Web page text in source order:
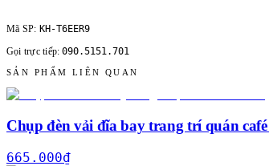
Mã SP: KH-T6EER9
Gọi trực tiếp:090.5151.701
SẢN PHẨM LIÊN QUAN
Chụp đèn vải đĩa bay trang trí quán
665.000₫